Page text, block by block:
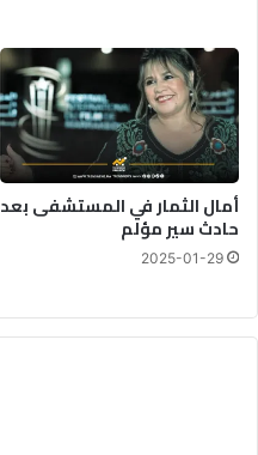
أمال الثمار في المستشفى بعد
حادث سير مؤلم
2025-01-29